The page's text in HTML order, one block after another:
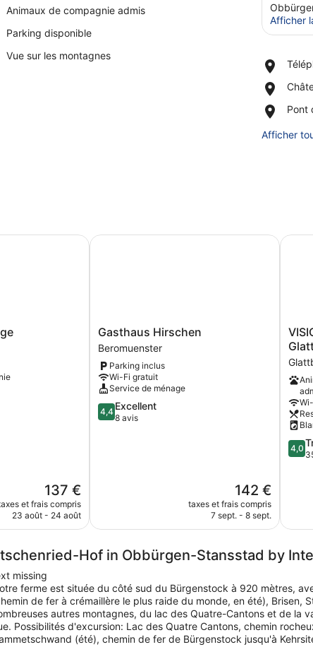
Animaux de compagnie admis
Parking disponible
Vue sur les montagnes
Afficher
Pont
de
Afficher
Le
nouveau
prix
137 €
137 €
et frais compris
23 août - 24 août
Gasthaus
Hirschen
Beromuenster
Gasthaus Hirschen
Beromuenster
Parking inclus
Wi-Fi gratuit
Service de ménage
4.4
sur
4,4 Excellent
8 avis
Le
nouveau
prix
142 €
142 €
taxes et frais compris
7 sept. - 8 sept.
Gasthaus Hirschen
4.0
sur
4,0
Hof in Obbürgen-Stansstad by
missing
ferme est située du côté sud du Bürgenstock à 920 mètres,
de fer à crémaillère le plus raide du monde, en été), Brisen,
autres montagnes, du lac des Quatre-Cantons et de la
Possibilités d'excursion: Lac des Quatre Cantons, chemin
(été), chemin de fer de Bürgenstock jusqu'à